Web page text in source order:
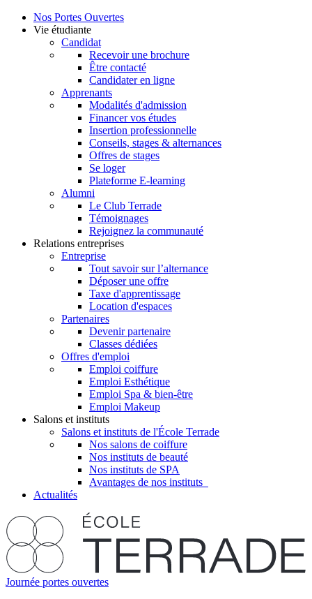
Nos Portes Ouvertes
Vie étudiante
Candidat
Recevoir une brochure
Être contacté
Candidater en ligne
Apprenants
Modalités d'admission
Financer vos études
Insertion professionnelle
Conseils, stages & alternances
Offres de stages
Se loger
Plateforme E-learning
Alumni
Le Club Terrade
Témoignages
Rejoignez la communauté
Relations entreprises
Entreprise
Tout savoir sur l’alternance
Déposer une offre
Taxe d'apprentissage
Location d'espaces
Partenaires
Devenir partenaire
Classes dédiées
Offres d'emploi
Emploi coiffure
Emploi Esthétique
Emploi Spa & bien-être
Emploi Makeup
Salons et instituts
Salons et instituts de l'École Terrade
Nos salons de coiffure
Nos instituts de beauté
Nos instituts de SPA
Avantages de nos instituts
Actualités
Journée portes ouvertes